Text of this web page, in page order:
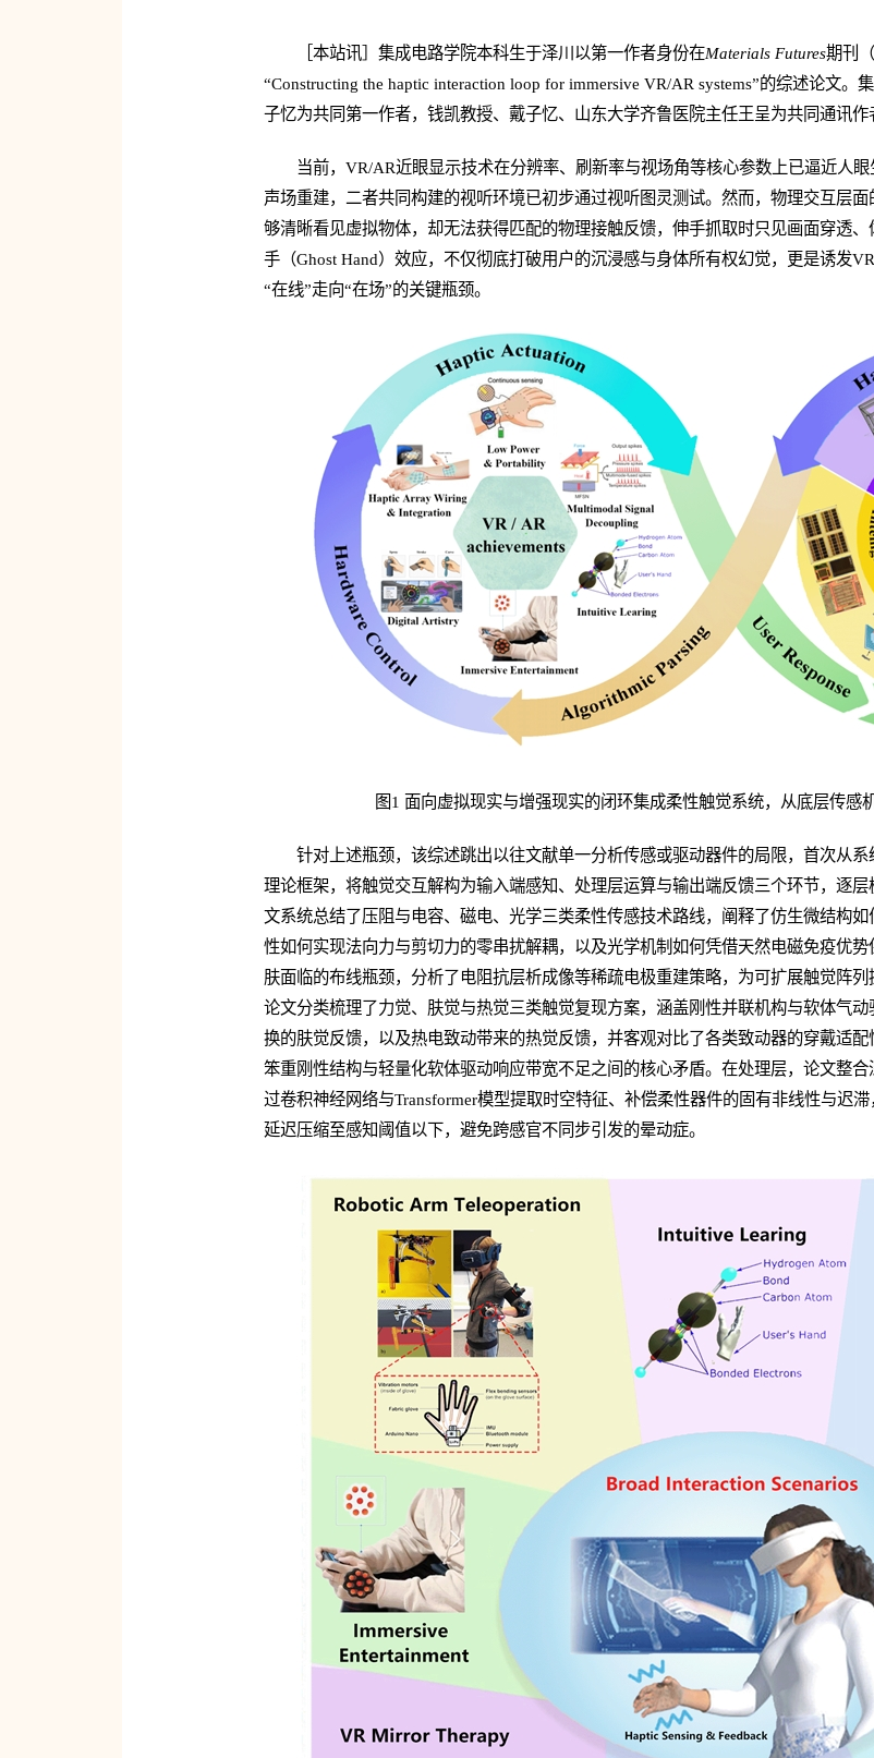
［本站讯］集成电路学院本科生于泽川以第一作者身份在Materials Futures期刊
“Constructing the haptic interaction loop for immersive VR/AR systems”的综述论文。
子忆为共同第一作者，钱凯教授、戴子忆、山东大学齐鲁医院主任王呈为共同通讯作
当前，VR/AR近眼显示技术在分辨率、刷新率与视场角等核心参数上已逼近人
声场重建，二者共同构建的视听环境已初步通过视听图灵测试。然而，物理交互层
够清晰看见虚拟物体，却无法获得匹配的物理接触反馈，伸手抓取时只见画面穿透
手（Ghost Hand）效应，不仅彻底打破用户的沉浸感与身体所有权幻觉，更是诱发
“在线”走向“在场”的关键瓶颈。
图1 面向虚拟现实与增强现实的闭环集成柔性触觉系统，从底层传感
针对上述瓶颈，该综述跳出以往文献单一分析传感或驱动器件的局限，首次从
理论框架，将触觉交互解构为输入端感知、处理层运算与输出端反馈三个环节，逐
文系统总结了压阻与电容、磁电、光学三类柔性传感技术路线，阐释了仿生微结构
性如何实现法向力与剪切力的零串扰解耦，以及光学机制如何凭借天然电磁免疫优
肤面临的布线瓶颈，分析了电阻抗层析成像等稀疏电极重建策略，为可扩展触觉阵列
论文分类梳理了力觉、肤觉与热觉三类触觉复现方案，涵盖刚性并联机构与软体气
换的肤觉反馈，以及热电致动带来的热觉反馈，并客观对比了各类致动器的穿戴适
笨重刚性结构与轻量化软体驱动响应带宽不足之间的核心矛盾。在处理层，论文整
过卷积神经网络与Transformer模型提取时空特征、补偿柔性器件的固有非线性与迟
延迟压缩至感知阈值以下，避免跨感官不同步引发的晕动症。